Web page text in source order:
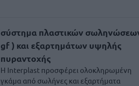
σύστημα πλαστικών
gf ) και εξαρτημάτων υψηλής
πυραντοχής
Η Interplast προσφέρει ολοκληρωμένη
γκάμα από σωλήνες και εξαρτήματα